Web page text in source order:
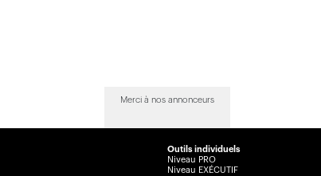
Merci à nos annonceurs
Outils individuels
Niveau PRO
Niveau EXÉCUTIF